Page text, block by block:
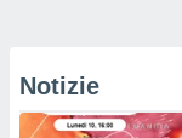
Notizie